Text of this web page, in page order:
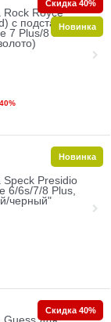
Rock Royce
с подставкой
7 Plus/8 Plus
40%
Скидка 40%
Новинка
Speck Presidio
6/6s/7/8 Plus,
черный"
Новинка
Скидка 40%